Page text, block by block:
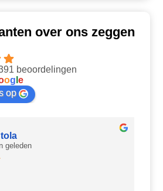
over ons zeggen
beoordelingen
og le
op
geleden